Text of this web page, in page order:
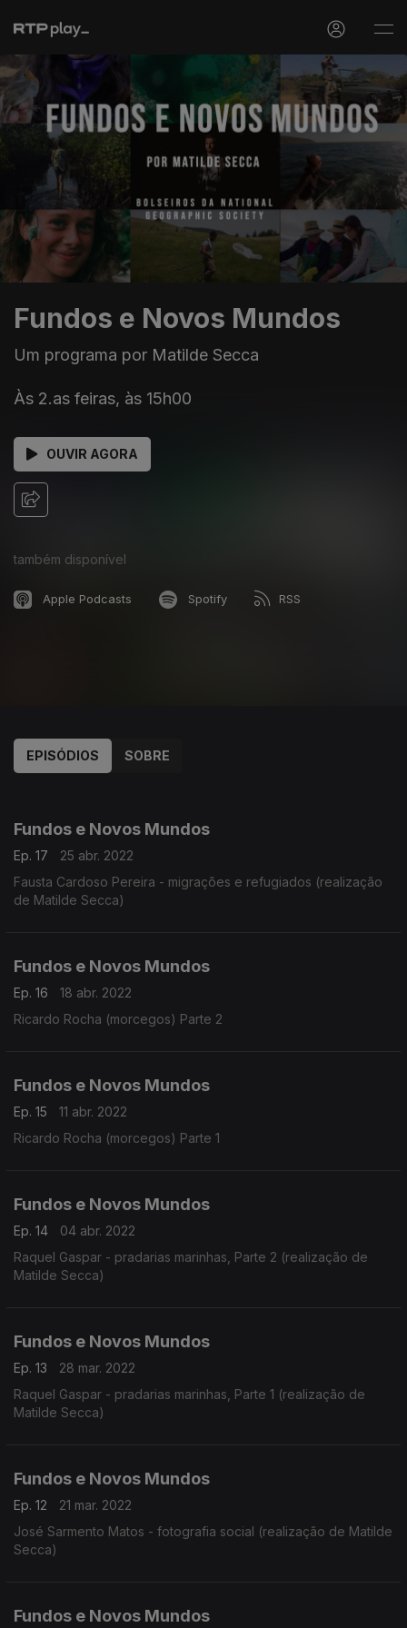
Fundos e Novos Mundos
Um programa por Matilde Secca
Às 2.as feiras, às 15h00
OUVIR AGORA
também disponível
Apple Podcasts Spotify RSS
EPISÓDIOS SOBRE
Fundos e Novos Mundos
Ep. 17
25 abr. 2022
Fausta Cardoso Pereira - migrações e refugiados (realização
de Matilde Secca)
Fundos e Novos Mundos
Ep. 16
18 abr. 2022
Ricardo Rocha (morcegos) Parte 2
Fundos e Novos Mundos
Ep. 15
11 abr. 2022
Ricardo Rocha (morcegos) Parte 1
Fundos e Novos Mundos
Ep. 14
04 abr. 2022
Raquel Gaspar - pradarias marinhas, Parte 2 (realização de
Matilde Secca)
Fundos e Novos Mundos
Ep. 13
28 mar. 2022
Raquel Gaspar - pradarias marinhas, Parte 1 (realização de
Matilde Secca)
Fundos e Novos Mundos
Ep. 12
21 mar. 2022
José Sarmento Matos - fotografia social (realização de Matilde
Secca)
Fundos e Novos Mundos